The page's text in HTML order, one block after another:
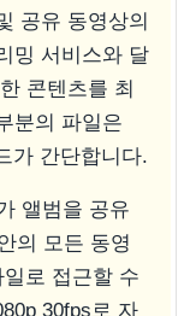
공유 동영상의
밍 서비스와 달
콘텐츠를 최
분의 파일은
가 간단합니다.
앨범을 공유
의 모든 동영
로 접근할 수
30fps로 자